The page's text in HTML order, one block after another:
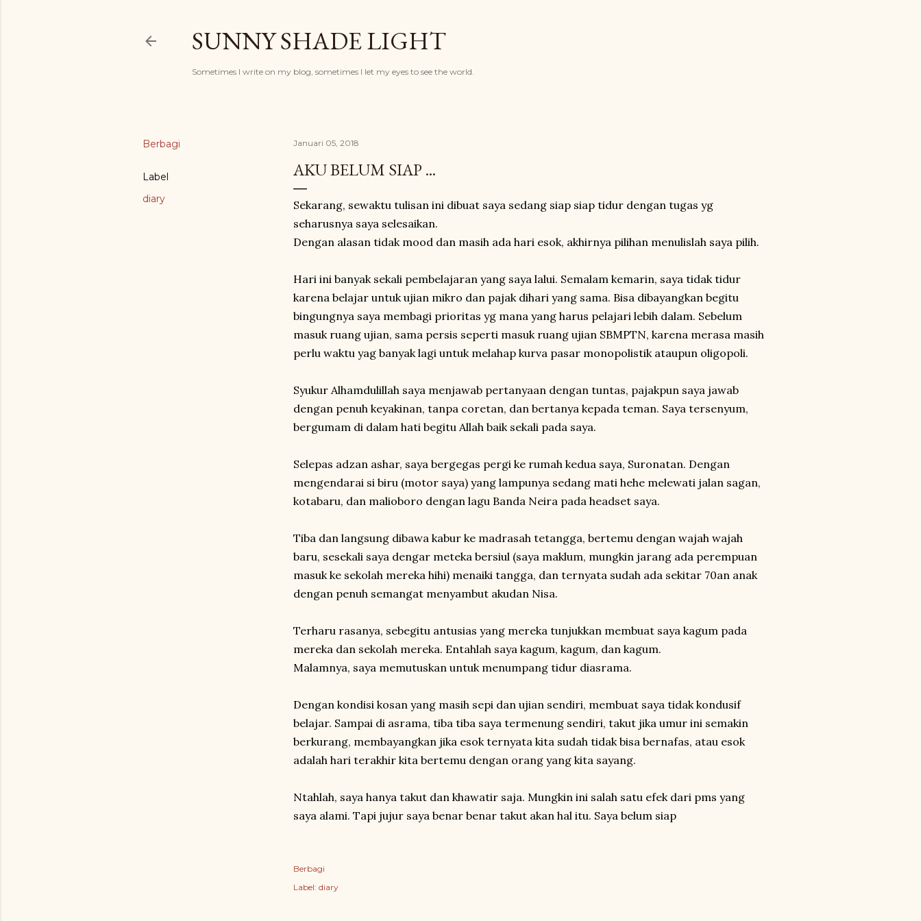
SUNNY SHADE LIGHT
Sometimes I write on my blog, sometimes I let my eyes to see the world.
Berbagi
Label
diary
Januari 05, 2018
AKU BELUM SIAP ...
Sekarang, sewaktu tulisan ini dibuat saya sedang siap siap tidur dengan tugas yg
seharusnya saya selesaikan.
Dengan alasan tidak mood dan masih ada hari esok, akhirnya pilihan menulislah saya pilih.
Hari ini banyak sekali pembelajaran yang saya lalui. Semalam kemarin, saya tidak tidur
karena belajar untuk ujian mikro dan pajak dihari yang sama. Bisa dibayangkan begitu
bingungnya saya membagi prioritas yg mana yang harus pelajari lebih dalam. Sebelum
masuk ruang ujian, sama persis seperti masuk ruang ujian SBMPTN, karena merasa masih
perlu waktu yag banyak lagi untuk melahap kurva pasar monopolistik ataupun oligopoli.
Syukur Alhamdulillah saya menjawab pertanyaan dengan tuntas, pajakpun saya jawab
dengan penuh keyakinan, tanpa coretan, dan bertanya kepada teman. Saya tersenyum,
bergumam di dalam hati begitu Allah baik sekali pada saya.
Selepas adzan ashar, saya bergegas pergi ke rumah kedua saya, Suronatan. Dengan
mengendarai si biru (motor saya) yang lampunya sedang mati hehe melewati jalan sagan,
kotabaru, dan malioboro dengan lagu Banda Neira pada headset saya.
Tiba dan langsung dibawa kabur ke madrasah tetangga, bertemu dengan wajah wajah
baru, sesekali saya dengar meteka bersiul (saya maklum, mungkin jarang ada perempuan
masuk ke sekolah mereka hihi) menaiki tangga, dan ternyata sudah ada sekitar 70an anak
dengan penuh semangat menyambut akudan Nisa.
Terharu rasanya, sebegitu antusias yang mereka tunjukkan membuat saya kagum pada
mereka dan sekolah mereka. Entahlah saya kagum, kagum, dan kagum.
Malamnya, saya memutuskan untuk menumpang tidur diasrama.
Dengan kondisi kosan yang masih sepi dan ujian sendiri, membuat saya tidak kondusif
belajar. Sampai di asrama, tiba tiba saya termenung sendiri, takut jika umur ini semakin
berkurang, membayangkan jika esok ternyata kita sudah tidak bisa bernafas, atau esok
adalah hari terakhir kita bertemu dengan orang yang kita sayang.
Ntahlah, saya hanya takut dan khawatir saja. Mungkin ini salah satu efek dari pms yang
saya alami. Tapi jujur saya benar benar takut akan hal itu. Saya belum siap
Berbagi
Label: diary